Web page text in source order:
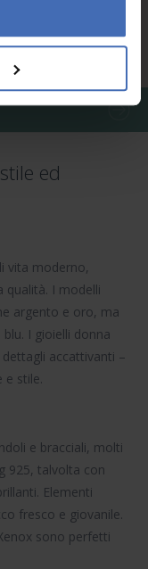
ed
vita moderno,
qualità. I modelli
argento e oro, ma
I gioielli donna
accattivanti –
e stile.
e bracciali, molti
925, talvolta con
. Elementi
fresco e giovanile.
sono perfetti